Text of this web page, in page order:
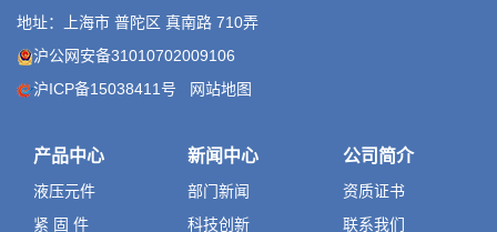
地址：上海市 普陀区 真南路 710弄
沪公网安备31010702009106
沪ICP备15038411号
网站地图
产品中心
液压元件
紧 固 件
新闻中心
部门新闻
科技创新
公司简介
资质证书
联系我们